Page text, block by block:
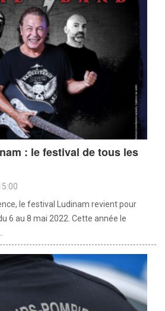
: le festival de tous les
le festival Ludinam revient pour
6 au 8 mai 2022. Cette année le